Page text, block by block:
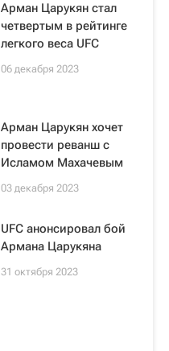
Арман Царукян стал
четвертым в рейтинге
легкого веса UFC
06 декабря 2023
Арман Царукян хочет
провести реванш с
Исламом Махачевым
03 декабря 2023
UFC анонсировал бой
Армана Царукяна
31 октября 2023